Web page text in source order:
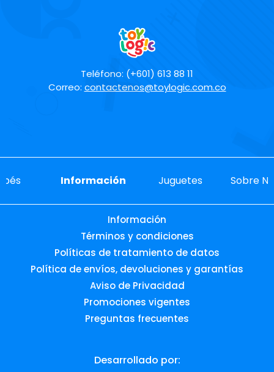
Enviar comentario
Teléfono: (+601) 613 88 11
Correo: contactenos@toylogic.com.co
Información Juguetes Sobre
Información
Términos y condiciones
Políticas de tratamiento de datos
Política de envíos, devoluciones y garantías
Aviso de Privacidad
Promociones vigentes
Preguntas frecuentes
Desarrollado por: